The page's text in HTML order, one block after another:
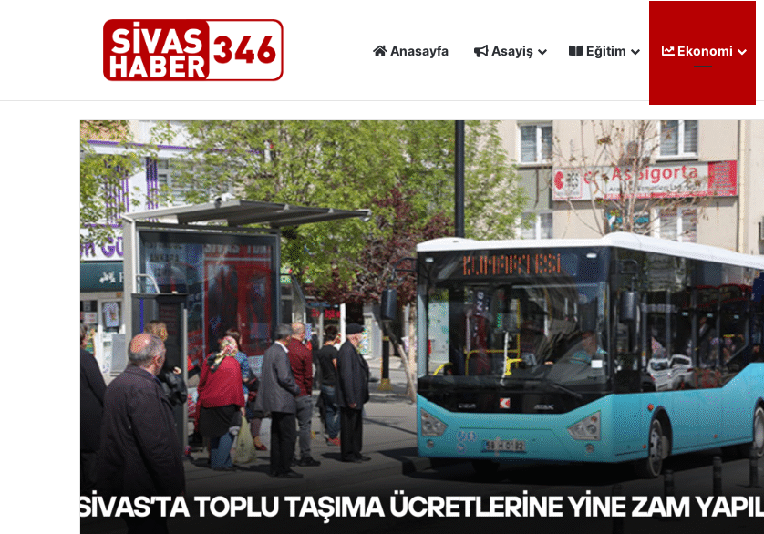
Anasayfa Asayiş Eğitim Ekonomi
Son Dakika Haberleri SİVAS’TA KÜLTÜR VE TURİZM ÇALIŞMALARI MASAYA YATIRILDI: YENİ PROJELER YOLDA